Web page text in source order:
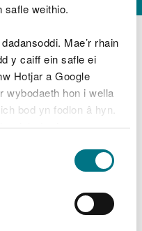
safle weithio.
Mae’r rhain
y caiff ein safle ei
Hotjar a Google
wybodaeth hon i wella
bod yn fodlon â hyn.
eich dewis.
cyn i chi ddewis.
a restrir isod ar gael
yn Aber yr afon
yng Nghymru -
morol
o ledaeniad yr